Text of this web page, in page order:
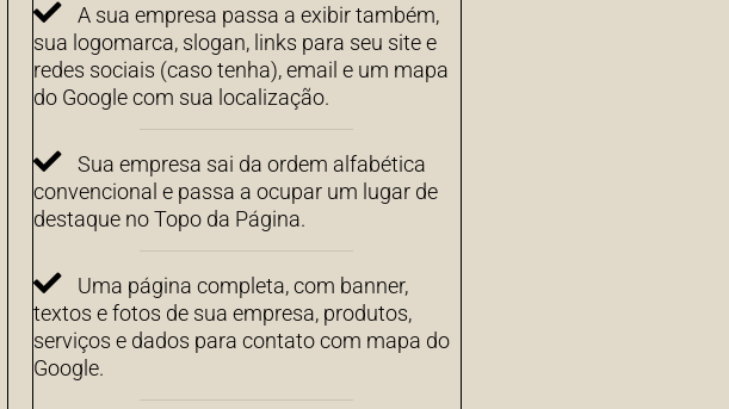
A sua empresa passa a exibir também,
sua logomarca, slogan, links para seu site e
redes sociais (caso tenha), email e um mapa
do Google com sua localização.
Sua empresa sai da ordem alfabética
convencional e passa a ocupar um lugar de
destaque no Topo da Página.
Uma página completa, com banner,
textos e fotos de sua empresa, produtos,
serviços e dados para contato com mapa do
Google.